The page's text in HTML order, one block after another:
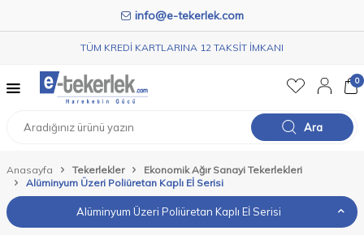
info@e-tekerlek.com
TÜM KREDİ KARTLARINA 12 TAKSİT İMKANI
Ara
0
Anasayfa Tekerlekler
Ekonomik Ağır Sanayi Tekerlekleri
Alüminyum Üzeri Poliüretan Kaplı Eİ Serisi
Alüminyum Üzeri Poliüretan Kaplı Eİ Serisi